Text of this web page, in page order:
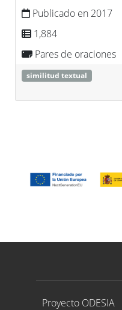
Publicado en 2017
1,884
Pares de oraciones
similitud textual
Proyecto ODESIA
Proyecto ODESIA